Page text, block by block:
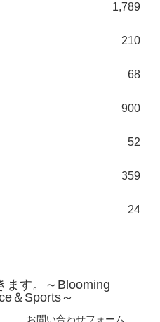
1,789
210
68
900
52
359
24
ます。～Blooming
＆Sports～
お問い合わせフォーム